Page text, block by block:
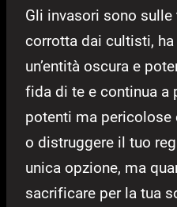
Gli invasori sono
corrotta dai cultisti,
un’entità oscura e
fida di te e continua a
potenti ma pericolose
o distruggere il tuo
unica opzione, ma
sacrificare per la tua